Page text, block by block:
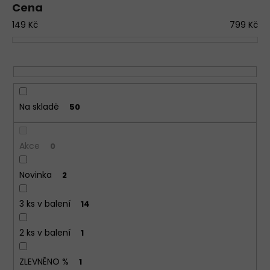
d
u
Cena
149 Kč 799 Kč
Na skladě 50
Akce 0
Novinka 2
3 ks v balení 14
2 ks v balení 1
ZLEVNĚNO % 1
a
j
D
u
m